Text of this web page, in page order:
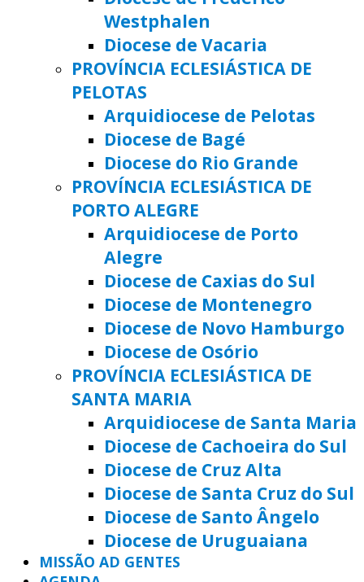
Westphalen
Diocese de Vacaria
PROVÍNCIA ECLESIÁSTICA DE
PELOTAS
Arquidiocese de Pelotas
Diocese de Bagé
Diocese do Rio Grande
PROVÍNCIA ECLESIÁSTICA DE
PORTO ALEGRE
Arquidiocese de Porto
Alegre
Diocese de Caxias do Sul
Diocese de Montenegro
Diocese de Novo Hamburgo
Diocese de Osório
PROVÍNCIA ECLESIÁSTICA DE
SANTA MARIA
Arquidiocese de Santa Maria
Diocese de Cachoeira do Sul
Diocese de Cruz Alta
Diocese de Santa Cruz do Sul
Diocese de Santo Ângelo
Diocese de Uruguaiana
MISSÃO AD GENTES